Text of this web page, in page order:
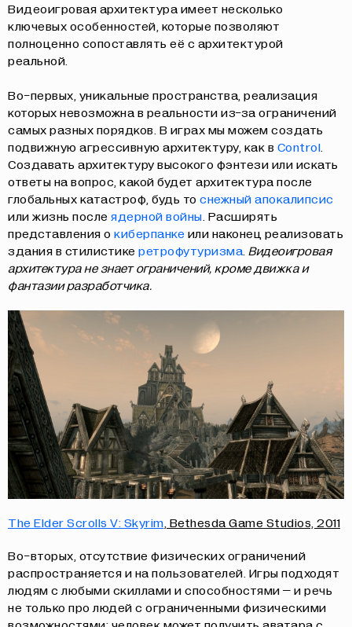
Видеоигровая архитектура имеет несколько
ключевых особенностей, которые позволяют
полноценно сопоставлять её с архитектурой
реальной.
Во-первых, уникальные пространства, реализация
которых невозможна в реальности из-за ограничений
самых разных порядков. В играх мы можем создать
подвижную агрессивную архитектуру, как в Control
Создавать архитектуру высокого фэнтези или искать
ответы на вопрос, какой будет архитектура после
глобальных катастроф, будь то снежный апокалипсис
или жизнь после ядерной войны . Расширять
представления о киберпанке или наконец реализовать
здания в стилистике ретрофутуризма Видеоигровая
архитектура не знает ограничений, кроме движка и
фантазии разработчика.
The Elder Scrolls V: Skyrim , Bethesda Game Studios, 2011
Во-вторых, отсутствие физических ограничений
распространяется и на пользователей. Игры подходят
людям с любыми скиллами и способностями – и речь
не только про людей с ограниченными физическими